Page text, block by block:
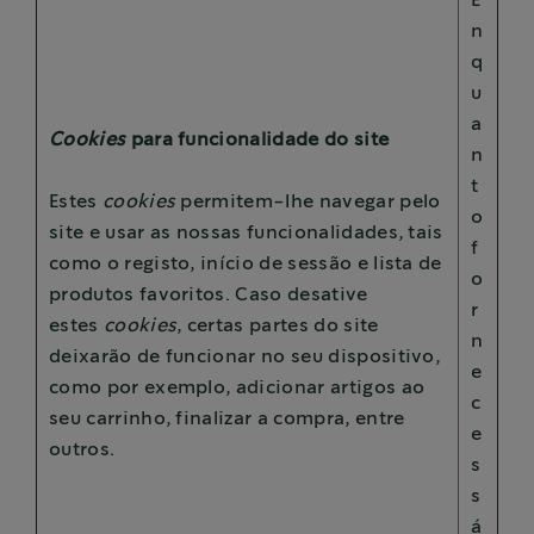
Cookiespara funcionalidade do site
Estes cookies permitem-lhe navegar pelo
site e usar as nossas funcionalidades, tais
como o registo, início de sessão e lista de
produtos favoritos. Caso desative
estes cookies, certas partes do site
deixarão de funcionar no seu dispositivo,
como por exemplo, adicionar artigos ao
seu carrinho, finalizar a compra, entre
outros.
n
q
u
a
n
t
o
f
o
r
n
e
c
e
s
s
á